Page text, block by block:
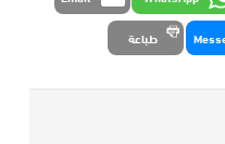
طباعة